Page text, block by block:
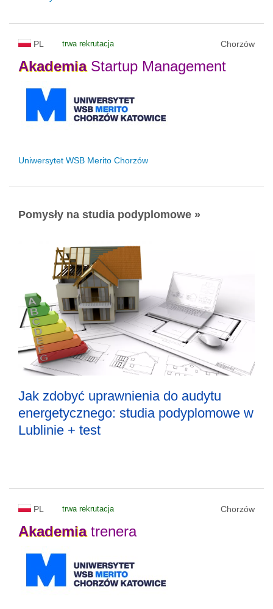
PL trwa rekrutacja Chorzów
AkademiaStartup Management
Uniwersytet WSB Merito Chorzów
Pomysły na studia podyplomowe »
Jak zdobyć uprawnienia do audytu
energetycznego: studia podyplomowe w
Lublinie + test
PL trwa rekrutacja Chorzów
Akademiatrenera